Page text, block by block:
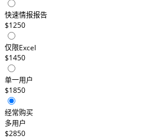
快速情报报告
$1250
仅限Excel
$1450
单一用户
$1850
经常购买
多用户
$2850